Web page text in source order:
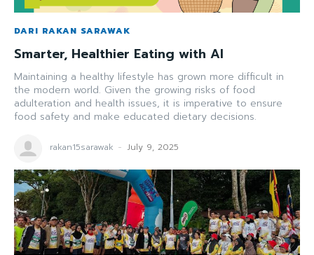
DARI RAKAN SARAWAK
Smarter, Healthier Eating with AI
Maintaining a healthy lifestyle has grown more difficult in
the modern world. Given the growing risks of food
adulteration and health issues, it is imperative to ensure
food safety and make educated dietary decisions.
rakan15sarawak - July 9, 2025